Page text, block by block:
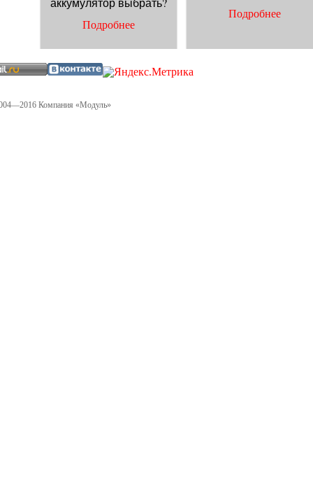
Подробнее
Подробнее
Компания «Модуль»